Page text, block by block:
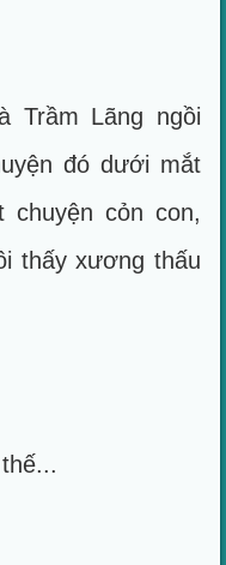
Trầm Lãng ngồi
đó dưới mắt
cỏn con,
thấy xương thấu